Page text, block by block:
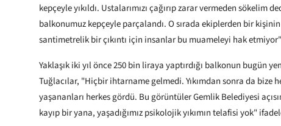
kepçeyle yıkıldı. Ustalarımızı çağırıp zarar vermeden sökelim
balkonumuz kepçeyle parçalandı. O sırada ekiplerden bir
santimetrelik bir çıkıntı için insanlar bu muameleyi hak
Yaklaşık iki yıl önce 250 bin liraya yaptırdığı balkonun bugün
Tuğlacılar, "Hiçbir ihtarname gelmedi. Yıkımdan sonra da
yaşananları herkes gördü. Bu görüntüler Gemlik Belediyesi
kayıp bir yana, yaşadığımız psikolojik yıkımın telafisi yok"